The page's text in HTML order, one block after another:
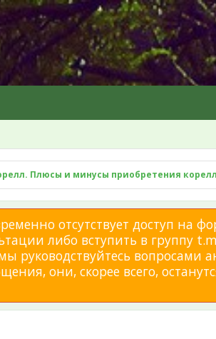
Плюсы и минусы приобретения
отсутствует доступ на
либо вступить в группу
руководствуйтесь вопросами
они, скорее всего,